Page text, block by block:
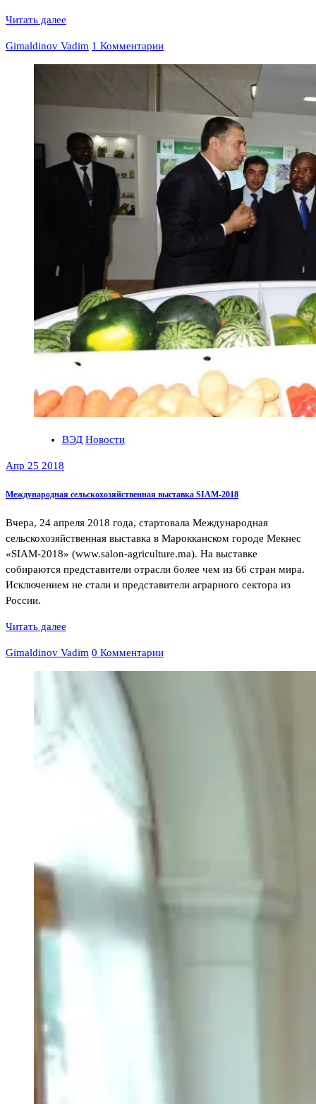
Читать далее
Gimaldinov Vadim 1 Комментарии
ВЭД Новости
Апр 25 2018
Международная сельскохозяйственная выставка SIAM-2018
Вчера, 24 апреля 2018 года, стартовала Международная
сельскохозяйственная выставка в Марокканском городе Мекнес
«SIAM-2018» (www.salon-agriculture.ma). На выставке
собираются представители отрасли более чем из 66 стран мира.
Исключением не стали и представители аграрного сектора из
России.
Читать далее
Gimaldinov Vadim 0 Комментарии